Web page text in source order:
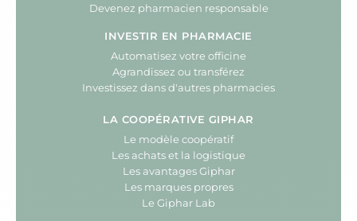
Devenez pharmacien responsable
INVESTIR EN PHARMACIE
Automatisez votre officine
Agrandissez ou transférez
Investissez dans d'autres pharmacies
LA COOPÉRATIVE GIPHAR
Le modèle coopératif
Les achats et la logistique
Les avantages Giphar
Les marques propres
Le Giphar Lab